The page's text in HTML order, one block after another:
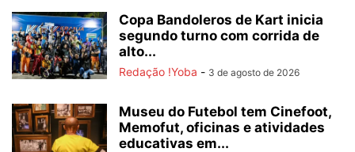
Copa Bandoleros de Kart inicia
segundo turno com corrida de
alto...
Redação !Yoba - 3 de agosto de 2026
Museu do Futebol tem Cinefoot,
Memofut, oficinas e atividades
educativas em...